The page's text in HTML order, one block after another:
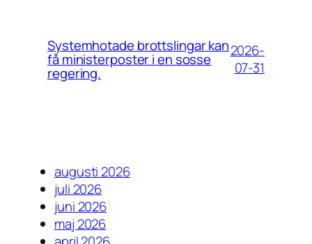
Systemhotade brottslingar kan
få ministerposter i en sosse
regering.
2026-
07-31
augusti 2026
juli 2026
juni 2026
maj 2026